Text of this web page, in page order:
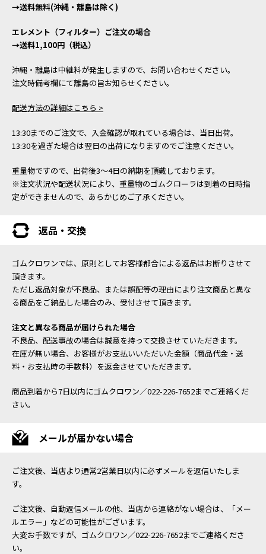
→送料無料(沖縄・離島は除く)
エレメント（フィルター）ご注文の場合
→送料1,100円（税込）
沖縄・離島は中継料が発生しますので、お問い合わせください。
注文時備考欄にて離島の旨お知らせください。
配送方法の詳細はこちら >
13:30までのご注文で、入金確認が取れている場合は、当日出荷。
13:30を過ぎた場合は翌日の出荷になりますのでご注意ください。
重量物ですので、出荷後3～4日の納期を頂戴しております。
※注文状況や配送状況により、重量物のゴムクローラは到着の日時指
定ができませんので、あらかじめご了承ください。
返品・交換
ゴムクロワンでは、原則としてお客様都合による返品はお断りさせて
頂きます。
ただし返品対象が不良品、または誤配等の理由により注文商品と異な
る商品をご納品した場合のみ、受付させて頂きます。
注文と異なる商品が届けられた場合
不良品、配送事故の場合は誠意を持って交換させていただきます。
在庫が無い場合、お客様がお支払いいただいた金額（商品代金・送
料・お支払時の手数料）を返金させていただきます。
商品到着から7日以内にゴムクロワン／022-226-7652までご連絡くだ
さい。
メールが届かない場合
ご注文後、当店より通常2営業日以内に必ずメールを返信いたしま
す。
ご注文後、自動返信メールの他、当店から連絡がない場合は、「メー
ルエラー」などの可能性がございます。
大変お手数ですが、ゴムクロワン／022-226-7652までご連絡くださ
い。